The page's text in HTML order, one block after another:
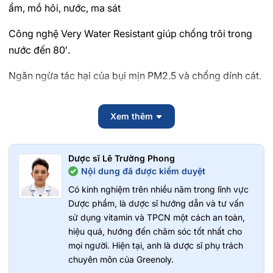
ẩm, mồ hôi, nước, ma sát
Công nghệ Very Water Resistant giúp chống trôi trong
nước đến 80′.
Ngăn ngừa tác hại của bụi mịn PM2.5 và chống dính cát.
Công thức bổ sung 50% thành phần dưỡng da bao gồm:
Super HA, Collagen, Glycerin (giúp giữ ẩm nâng cơ), Rễ
Xanh Uji Kyoto (chống oxy hóa), Rễ Cam Thảo (kháng
viêm, ngừa mụn) giúp ngăn ngừa lão hóa sớm do tác
động của tia UV & dưỡng da mịn mượt.
Kết cấu gel ẩm mượt, mát mịn và mỏng nhẹ giúp duy trì
độ ẩm đến 8 giờ.
Có thể dùng làm lớp lót trang điểm và dễ dàng làm sạch
Xem thêm
Dược sĩ Lê Trường Phong
Nội dung đã được kiểm duyệt
Có kinh nghiệm trên nhiều năm trong lĩnh vực
Dược phẩm, là dược sĩ hướng dẫn và tư vấn
sử dụng vitamin và TPCN một cách an toàn,
hiệu quả, hướng đến chăm sóc tốt nhất cho
mọi người. Hiện tại, anh là dược sĩ phụ trách
chuyên môn của Greenoly.